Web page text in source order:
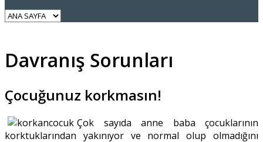
Davranış Sorunları
Çocuğunuz korkmasın!
Çok sayıda anne baba çocuklarının
korktuklarından yakınıyor ve normal olup olmadığını